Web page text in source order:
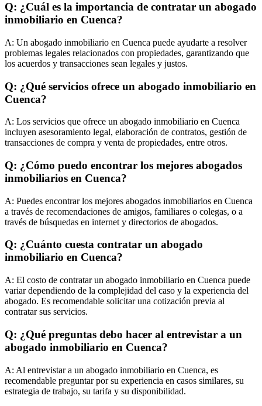
Q: ¿Cuál es la importancia de contratar un abogado
inmobiliario en Cuenca?
A: Un abogado inmobiliario en Cuenca puede ayudarte a resolver
problemas legales relacionados con propiedades, garantizando que
los acuerdos y transacciones sean legales y justos.
Q: ¿Qué servicios ofrece un abogado inmobiliario en
Cuenca?
A: Los servicios que ofrece un abogado inmobiliario en Cuenca
incluyen asesoramiento legal, elaboración de contratos, gestión de
transacciones de compra y venta de propiedades, entre otros.
Q: ¿Cómo puedo encontrar los mejores abogados
inmobiliarios en Cuenca?
A: Puedes encontrar los mejores abogados inmobiliarios en Cuenca
a través de recomendaciones de amigos, familiares o colegas, o a
través de búsquedas en internet y directorios de abogados.
Q: ¿Cuánto cuesta contratar un abogado
inmobiliario en Cuenca?
A: El costo de contratar un abogado inmobiliario en Cuenca puede
variar dependiendo de la complejidad del caso y la experiencia del
abogado. Es recomendable solicitar una cotización previa al
contratar sus servicios.
Q: ¿Qué preguntas debo hacer al entrevistar a un
abogado inmobiliario en Cuenca?
A: Al entrevistar a un abogado inmobiliario en Cuenca, es
recomendable preguntar por su experiencia en casos similares, su
estrategia de trabajo, su tarifa y su disponibilidad.